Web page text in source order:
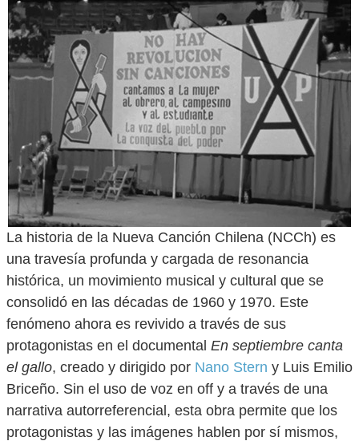
La historia de la Nueva Canción Chilena (NCCh) es
una travesía profunda y cargada de resonancia
histórica, un movimiento musical y cultural que se
consolidó en las décadas de 1960 y 1970. Este
fenómeno ahora es revivido a través de sus
protagonistas en el documental En septiembre canta
el gallo, creado y dirigido por Nano Stern y Luis Emilio
Briceño. Sin el uso de voz en off y a través de una
narrativa autorreferencial, esta obra permite que los
protagonistas y las imágenes hablen por sí mismos,